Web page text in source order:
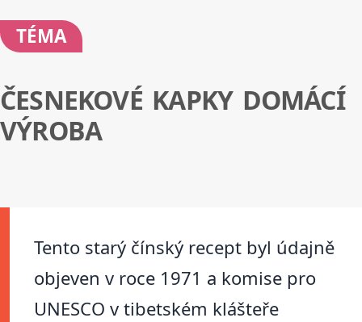
TÉMA
ČESNEKOVÉ KAPKY DOMÁCÍ
VÝROBA
Tento starý čínský recept byl údajně
objeven v roce 1971 a komise pro
UNESCO v tibetském klášteře